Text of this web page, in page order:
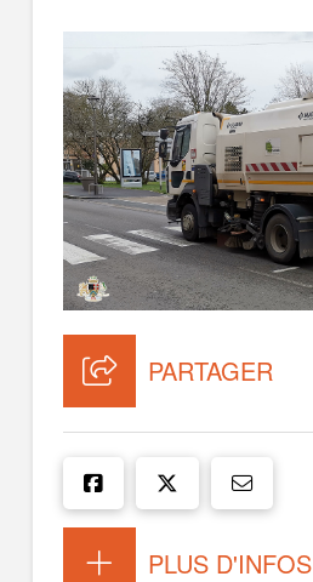
PARTAGER
PLUS D'INFOS